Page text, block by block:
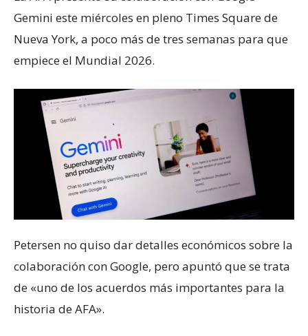
Gemini este miércoles en pleno Times Square de
Nueva York, a poco más de tres semanas para que
empiece el Mundial 2026.
Petersen no quiso dar detalles económicos sobre la
colaboración con Google, pero apuntó que se trata
de «uno de los acuerdos más importantes para la
historia de AFA».